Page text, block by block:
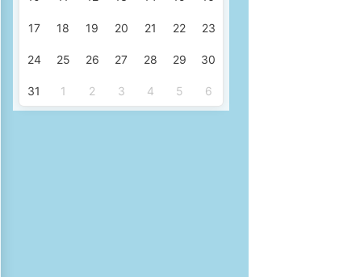
17 18 19 20 21 22 23
24 25 26 27 28 29 30
31 1 2 3 4 5 6